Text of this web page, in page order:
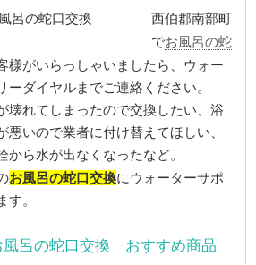
西伯郡南部町
でお風呂の蛇
様がいらっしゃいましたら、ウォー
ーダイヤルまでご連絡ください。
壊れてしまったので交換したい、浴
悪いので業者に付け替えてほしい、
から水が出なくなったなど。
お風呂の蛇口交換にウォーターサポ
す。
風呂の蛇口交換 おすすめ商品